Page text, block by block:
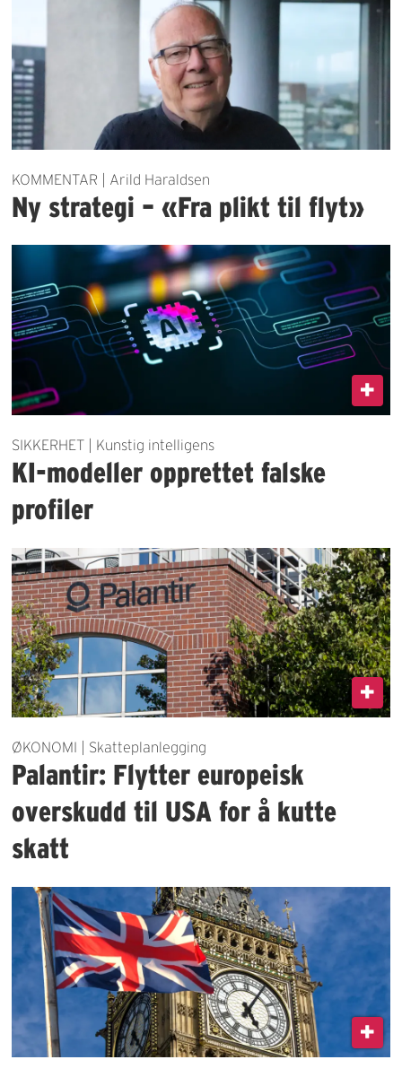
KOMMENTAR | Arild Haraldsen
Ny strategi – «Fra plikt til flyt»
SIKKERHET | Kunstig intelligens
KI-modeller opprettet falske
profiler
ØKONOMI | Skatteplanlegging
Palantir: Flytter europeisk
overskudd til USA for å kutte
skatt